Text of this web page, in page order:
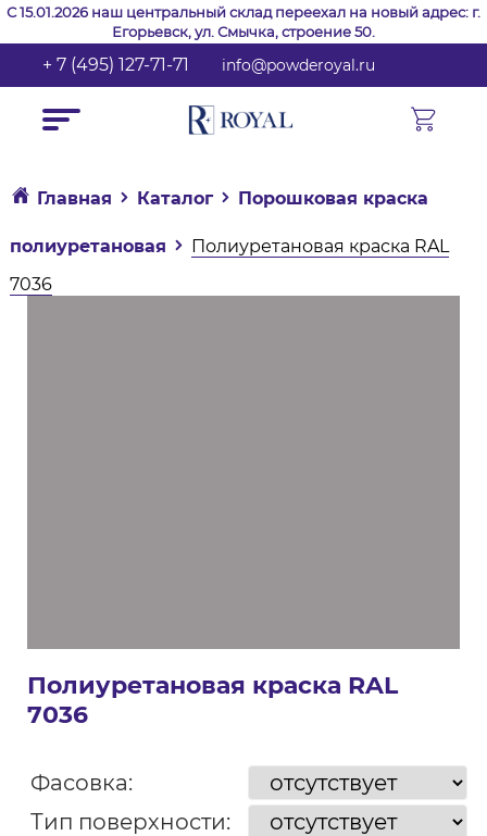
С 15.01.2026 наш центральный склад переехал на новый адрес: г.
Егорьевск, ул. Смычка, строение 50.
+ 7 (495) 127-71-71 info@powderoyal.ru
Главная Каталог Порошковая краска
полиуретановая
Полиуретановая краска RAL
7036
Полиуретановая краска RAL
7036
Фасовка:
Тип поверхности: